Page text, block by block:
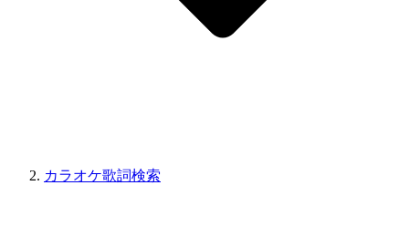
カラオケ歌詞検索